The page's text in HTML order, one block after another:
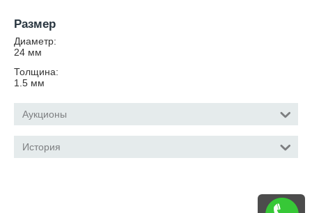
Размер
Диаметр:
24 мм
Толщина:
1.5 мм
Аукционы
История